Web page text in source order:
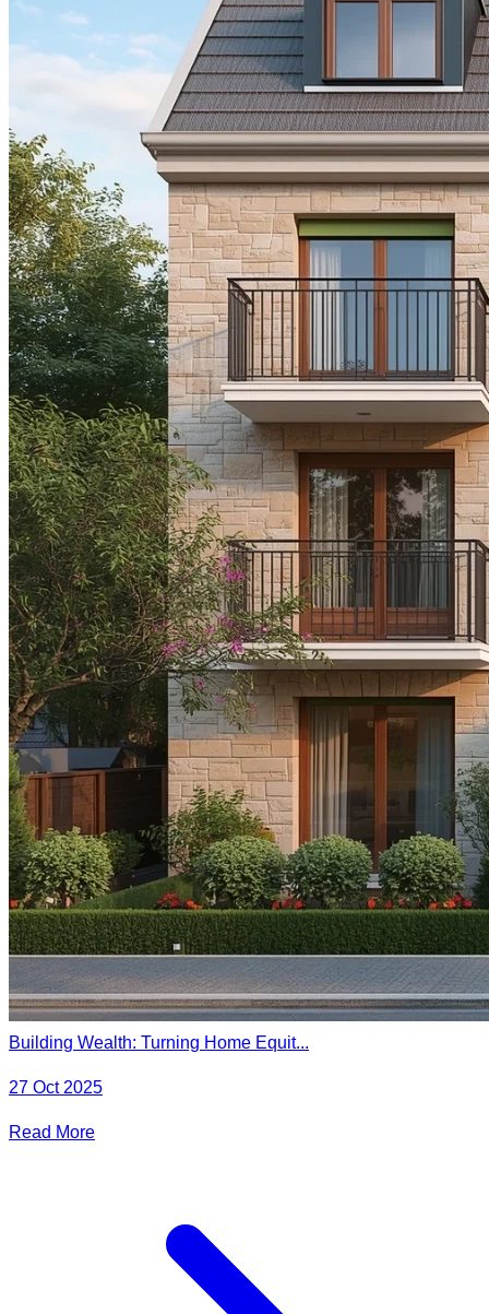
Building Wealth: Turning Home Equit...
27 Oct 2025
Read More